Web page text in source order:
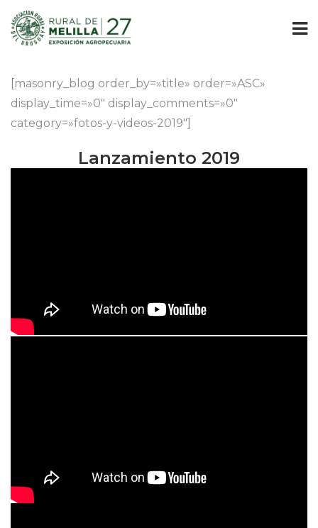
[masonry_blog order_by=»title» order=»ASC»
display_time=»0″ display_comments=»0″
category=»fotos-y-videos-2019″]
Lanzamiento 2019